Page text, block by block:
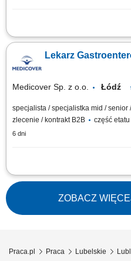
Twoje zadania: opieka nad
pozostaw nam swój kontakt (CV nie
doprecyzowania szczegółów. Jeśli
Lekarz
Medicover Sp. z o.o. Łódź
specjalista / specjalistka mid / senior
zlecenie / kontrakt B2B
część
6 dni
Twoje zadania: opieka nad
medyczne w placówce; Jeśli
pozostaw nam swój kontakt (CV nie
doprecyzowania szczegółów. Jeśli
bądź...
ZOBACZ
Praca.pl Praca Lubelskie